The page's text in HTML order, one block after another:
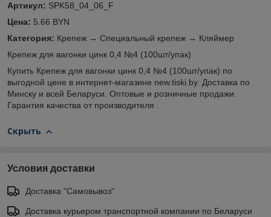
Артикул: SPK58_04_06_F
Цена: 5.66 BYN
Категория: Крепеж → Специальный крепеж → Кляймер
Крепеж для вагонки цинк 0,4 №4 (100шт/упак)
Купить Крепеж для вагонки цинк 0,4 №4 (100шт/упак) по
выгодной цене в интернет-магазине new.tiski.by. Доставка по
Минску и всей Беларуси. Оптовые и розничные продажи.
Гарантия качества от производителя .
Скрыть
Условия доставки
Доставка "Самовывоз"
Доставка курьером транспортной компании по Беларуси